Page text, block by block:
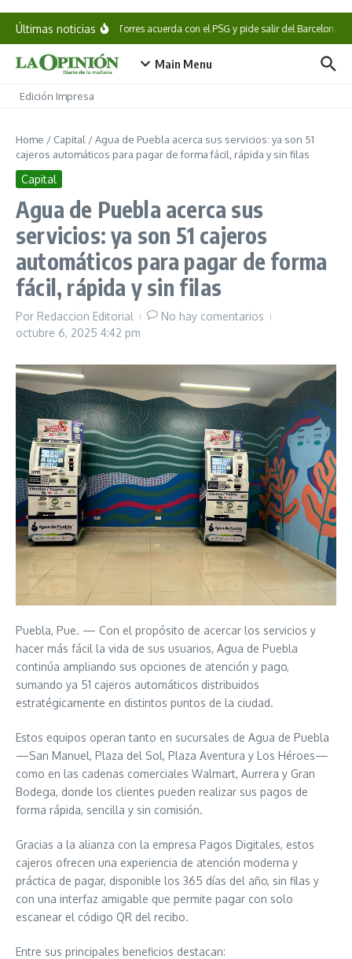
Saltar al contenido
Últimas noticiasFerran Torres acuerda con el PSG y pide salir del Barcelona
Main Menu
Edición Impresa
Home / Capital /Agua de Puebla acerca sus servicios: ya son 51
cajeros automáticos para pagar de forma fácil, rápida y sin filas
Capital
Agua de Puebla acerca sus
servicios: ya son 51 cajeros
automáticos para pagar de forma
fácil, rápida y sin filas
Por Redaccion Editorial
No hay comentarios
octubre 6, 2025 4:42 pm
Puebla, Pue. — Con el propósito de acercar los servicios y
hacer más fácil la vida de sus usuarios, Agua de Puebla
continúa ampliando sus opciones de atención y pago,
sumando ya 51 cajeros automáticos distribuidos
estratégicamente en distintos puntos de la ciudad.
Estos equipos operan tanto en sucursales de Agua de Puebla
—San Manuel, Plaza del Sol, Plaza Aventura y Los Héroes—
como en las cadenas comerciales Walmart, Aurrera y Gran
Bodega, donde los clientes pueden realizar sus pagos de
forma rápida, sencilla y sin comisión.
Gracias a la alianza con la empresa Pagos Digitales, estos
cajeros ofrecen una experiencia de atención moderna y
práctica de pagar, disponible los 365 días del año, sin filas y
con una interfaz amigable que permite pagar con solo
escanear el código QR del recibo.
Entre sus principales beneficios destacan: